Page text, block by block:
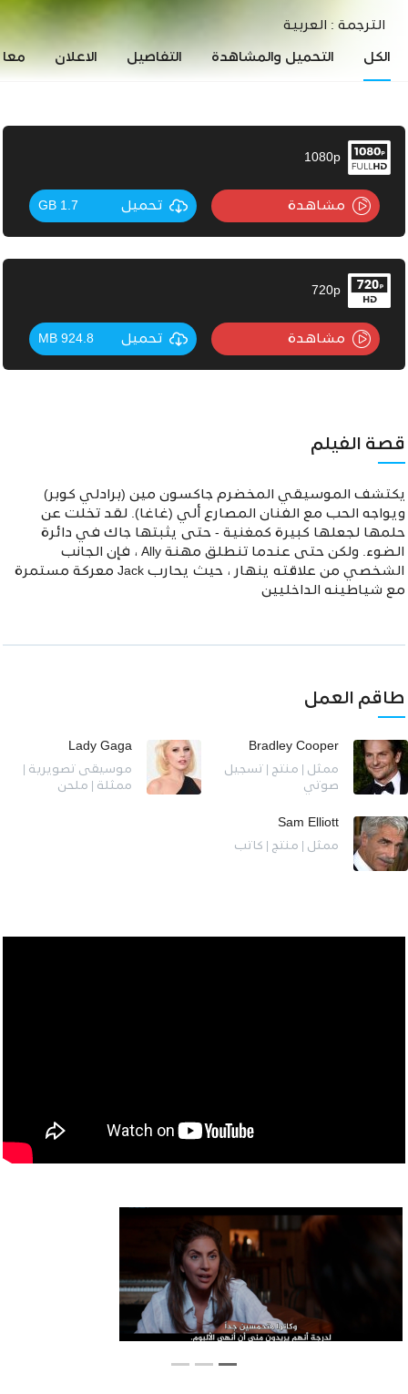
الترجمة : العربية
الكل التحميل والمشاهدة التفاصيل الاعلان
1080p
مشاهدة تحميل 1.7 GB
720p
مشاهدة تحميل 924.8 MB
قصة الفيلم
يكتشف الموسيقي المخضرم جاكسون مين (برادلي كوبر)
ويواجه الحب مع الفنان المصارع ألي (غاغا). لقد تخلت عن
حلمها لجعلها كبيرة كمغنية - حتى يثبتها جاك في دائرة
الضوء. ولكن حتى عندما تنطلق مهنة Ally ، فإن الجانب
الشخصي من علاقته ينهار ، حيث يحارب Jack معركة مستمرة
مع شياطينه الداخليين
طاقم العمل
Bradley Cooper
ممثل | منتج | تسجيل
صوتي
Lady Gaga
موسيقى تصويرية |
ممثلة | ملحن
Sam Elliott
ممثل | منتج | كاتب